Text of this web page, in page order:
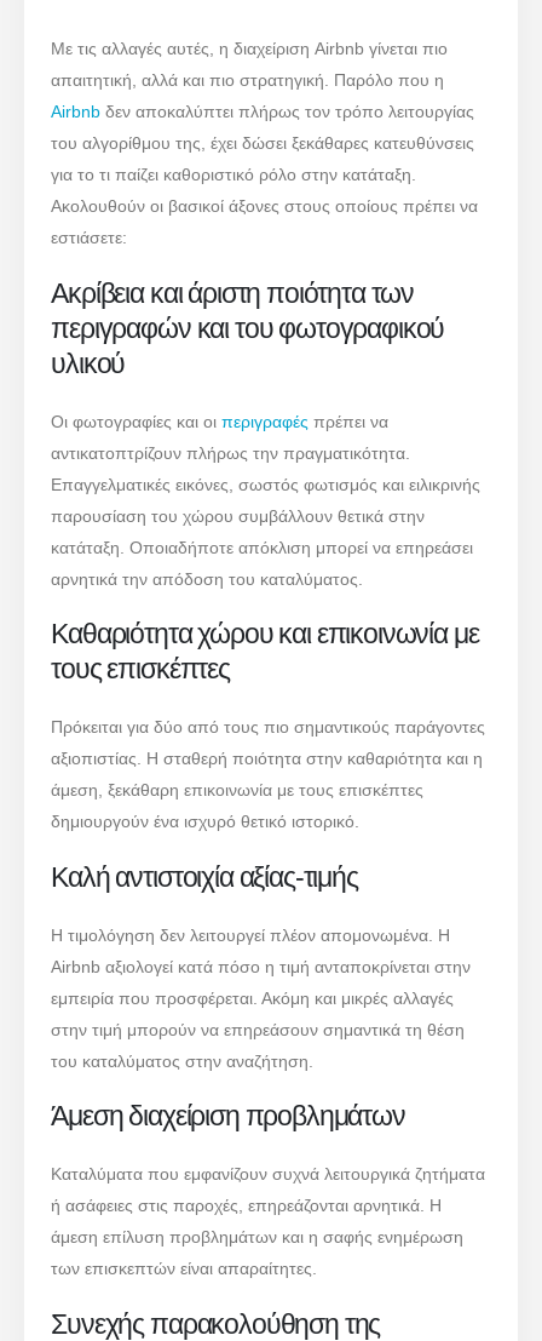
Με τις αλλαγές αυτές, η διαχείριση Airbnb γίνεται πιο
απαιτητική, αλλά και πιο στρατηγική. Παρόλο που η
Airbnbδεν αποκαλύπτει πλήρως τον τρόπο λειτουργίας
του αλγορίθμου της, έχει δώσει ξεκάθαρες κατευθύνσεις
για το τι παίζει καθοριστικό ρόλο στην κατάταξη.
Ακολουθούν οι βασικοί άξονες στους οποίους πρέπει να
εστιάσετε:
Ακρίβεια και άριστη ποιότητα των
περιγραφών και του φωτογραφικού
υλικού
Οι φωτογραφίες και οιπεριγραφές πρέπει να
αντικατοπτρίζουν πλήρως την πραγματικότητα.
Επαγγελματικές εικόνες, σωστός φωτισμός και ειλικρινής
παρουσίαση του χώρου συμβάλλουν θετικά στην
κατάταξη. Οποιαδήποτε απόκλιση μπορεί να επηρεάσει
αρνητικά την απόδοση του καταλύματος.
Καθαριότητα χώρου και επικοινωνία με
τους επισκέπτες
Πρόκειται για δύο από τους πιο σημαντικούς παράγοντες
αξιοπιστίας. Η σταθερή ποιότητα στην καθαριότητα και η
άμεση, ξεκάθαρη επικοινωνία με τους επισκέπτες
δημιουργούν ένα ισχυρό θετικό ιστορικό.
Καλή αντιστοιχία αξίας-τιμής
Η τιμολόγηση δεν λειτουργεί πλέον απομονωμένα. Η
Airbnb αξιολογεί κατά πόσο η τιμή ανταποκρίνεται στην
εμπειρία που προσφέρεται. Ακόμη και μικρές αλλαγές
στην τιμή μπορούν να επηρεάσουν σημαντικά τη θέση
του καταλύματος στην αναζήτηση.
Άμεση διαχείριση προβλημάτων
Καταλύματα που εμφανίζουν συχνά λειτουργικά ζητήματα
ή ασάφειες στις παροχές, επηρεάζονται αρνητικά. Η
άμεση επίλυση προβλημάτων και η σαφής ενημέρωση
των επισκεπτών είναι απαραίτητες.
Συνεχής παρακολούθηση της